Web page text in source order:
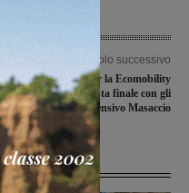
Articolo successivo
Un gallo mascotte per la Ecomobility
week: sabato la festa finale con gli
studenti del comprensivo Masaccio